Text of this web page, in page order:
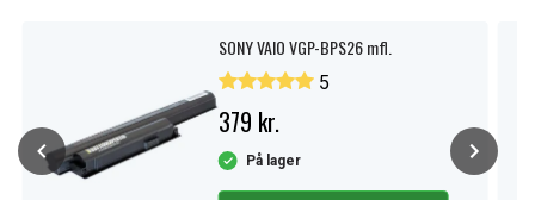
SONY VAIO VGP-BPS26 mfl.
5
379 kr.
På lager